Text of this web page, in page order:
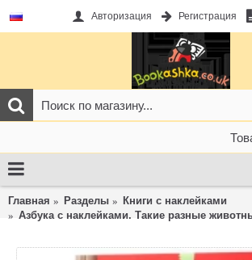
Авторизация Регистрация
Главная Разделы
Книги с наклейками
Азбука с наклейками. Такие разные